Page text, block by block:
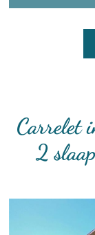
Carrelet
2